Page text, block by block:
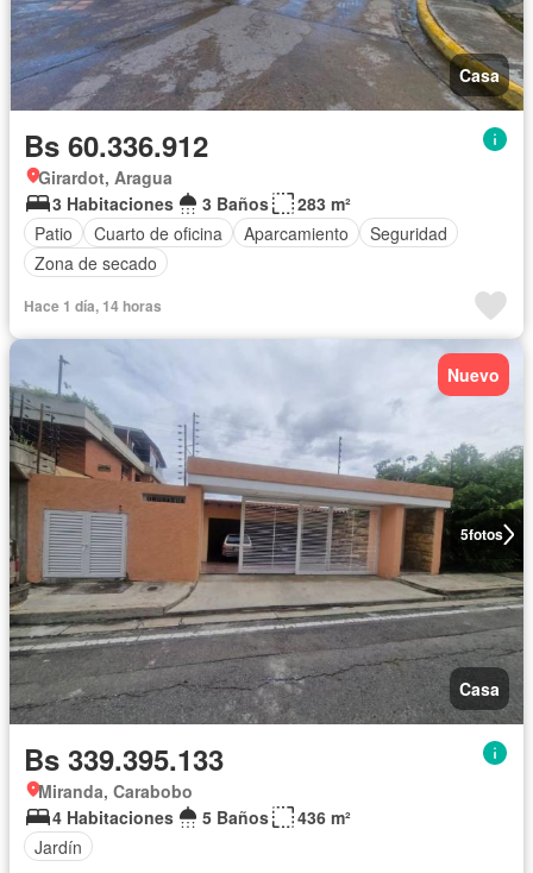
Casa
Bs 60.336.912
Girardot, Aragua
3 Habitaciones
3 Baños
283 m²
Patio
Cuarto de oficina Aparcamiento
Seguridad
Zona de secado
Hace 1 día, 14 horas
5fotos
Nuevo
Casa
Bs 339.395.133
Miranda, Carabobo
4 Habitaciones
5 Baños
436 m²
Jardín